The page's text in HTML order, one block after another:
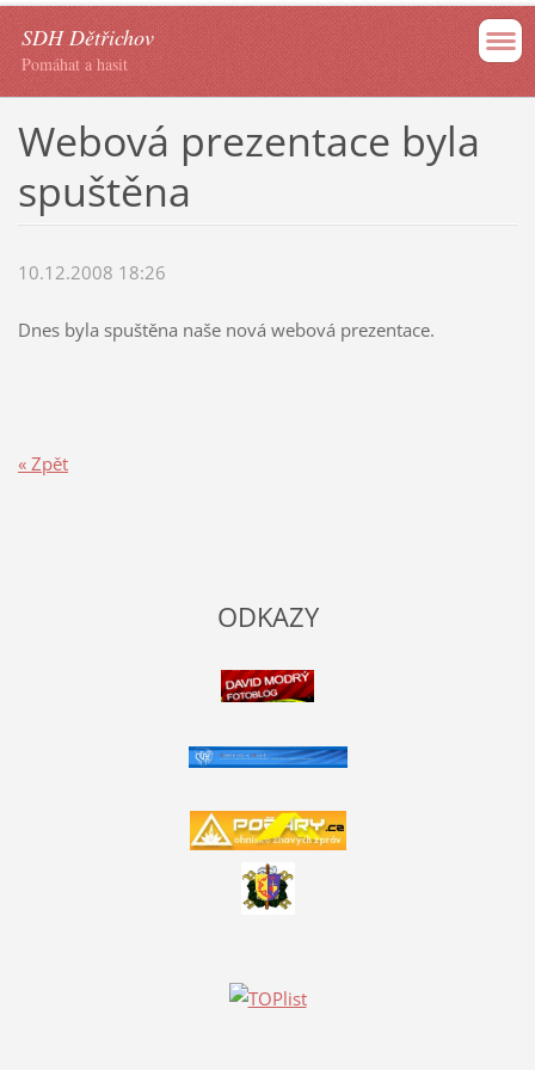
SDH Dětřichov
Pomáhat a hasit
Webová prezentace byla
spuštěna
10.12.2008 18:26
Dnes byla spuštěna naše nová webová prezentace.
« Zpět
ODKAZY